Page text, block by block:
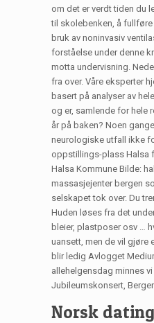
om det er verdt tiden du
til skolebenken, å
bruk av noninvasiv
forståelse under denne
motta undervisning.
fra over. Våre eksperter
basert på analyser av
og er, samlende for hele
år på baken? Noen
neurologiske utfall ikke
oppstillings-plass Halsa
Halsa Kommune Bilde:
massasjejenter bergen
selskapet tok over. Du
Huden løses fra det
bleier, plastposer osv …
uansett, men de vil gjøre
blir ledig Avlogget
allehelgensdag minnes
Jubileumskonsert,
Norsk